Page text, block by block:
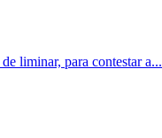
liminar, para contestar a...